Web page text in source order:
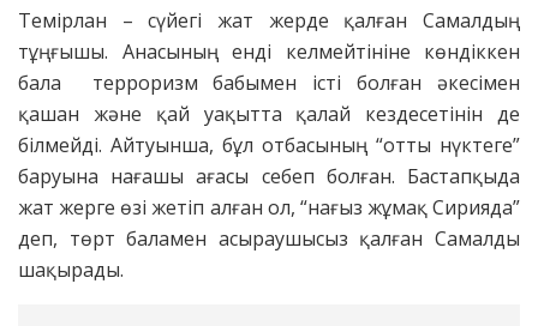
Темірлан – сүйегі жат жерде қалған Самалдың
тұңғышы. Анасының енді келмейтініне көндіккен
бала терроризм бабымен істі болған әкесімен
қашан және қай уақытта қалай кездесетінін де
білмейді. Айтуынша, бұл отбасының “отты нүктеге”
баруына нағашы ағасы себеп болған. Бастапқыда
жат жерге өзі жетіп алған ол, “нағыз жұмақ Сирияда”
деп, төрт баламен асыраушысыз қалған Самалды
шақырады.